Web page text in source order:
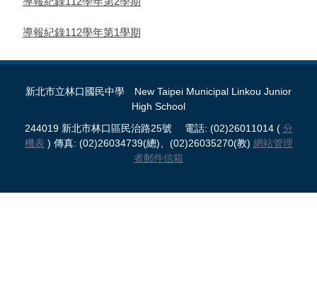
導報紀錄112學年第1學期
新北市立林口國民中學 New Taipei Municipal Linkou Junior
High School
244019 新北市林口區民治路25號 電話: (02)26011014 ( 分
機表 ) 傳真: (02)26034739(總)、(02)26035270(教) 網站管理
者郵件信箱